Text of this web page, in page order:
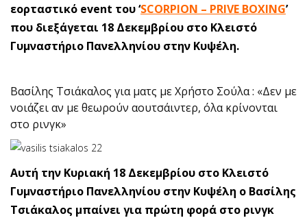
εορταστικό event του ‘SCORPION – PRIVE BOXING’
που διεξάγεται 18 Δεκεμβρίου στο Κλειστό
Γυμναστήριο Πανελληνίου στην Κυψέλη.
Βασίλης Τσιάκαλος για ματς με Χρήστο Σούλα : «Δεν με
νοιάζει αν με θεωρούν αουτσάιντερ, όλα κρίνονται
στο ρινγκ»
Αυτή την Κυριακή 18 Δεκεμβρίου στο Κλειστό
Γυμναστήριο Πανελληνίου στην Κυψέλη ο Βασίλης
Τσιάκαλος μπαίνει για πρώτη φορά στο ρινγκ